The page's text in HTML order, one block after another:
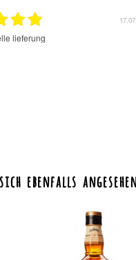
lieferung
ebenfalls